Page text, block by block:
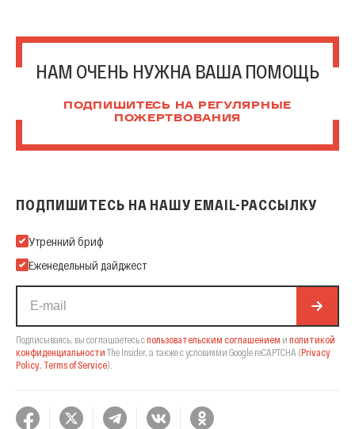
НАМ ОЧЕНЬ НУЖНА ВАША ПОМОЩЬ
ПОДПИШИТЕСЬ НА РЕГУЛЯРНЫЕ
ПОЖЕРТВОВАНИЯ
ПОДПИШИТЕСЬ НА НАШУ EMAIL-РАССЫЛКУ
Подпишитесь на нашу Email-рассылку
Утренний бриф
Еженедельный дайджест
Подписываясь, вы соглашаетесь спользовательским соглашением и политикой
конфиденциальности The Insider, а также с условиями Google reCAPTCHA (Privacy
Policy, Terms of Service).